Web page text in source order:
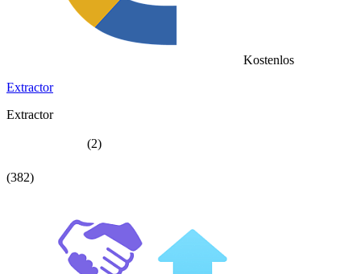
Kostenlos
Extractor
Extractor
(2)
(382)